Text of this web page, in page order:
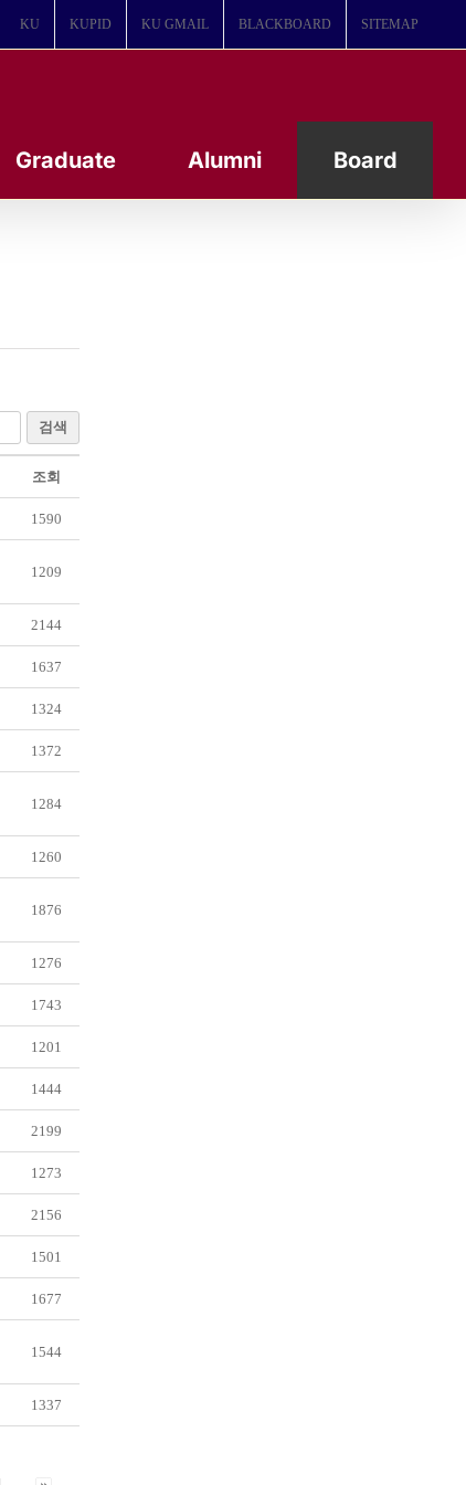
KU KUPID KU GMAIL BLACKBOARD SITEMAP
Graduate Alumni Board
검색
조회
1590
1209
2144
1637
1324
1372
1284
1260
1876
1276
1743
1201
1444
2199
1273
2156
1501
1677
1544
1337